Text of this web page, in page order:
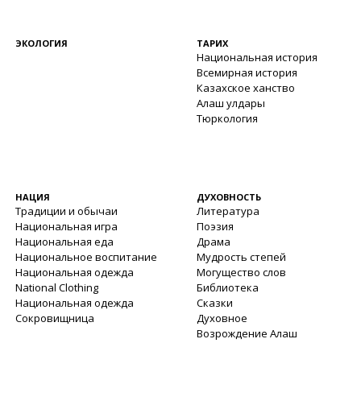
ЭКОЛОГИЯ ТАРИХ
Национальная история
Всемирная история
Казахское ханство
Алаш улдары
Тюркология
НАЦИЯ
Традиции и обычаи
Национальная игра
Национальная еда
Национальное воспитание
Национальная одежда
National Clothing
Национальная одежда
Сокровищница
ДУХОВНОСТЬ
Литература
Поэзия
Драма
Мудрость степей
Могущество слов
Библиотека
Сказки
Духовное
Возрождение Алаш